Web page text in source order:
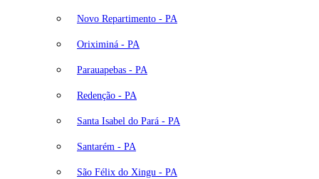
Novo Repartimento - PA
Oriximiná - PA
Parauapebas - PA
Redenção - PA
Santa Isabel do Pará - PA
Santarém - PA
São Félix do Xingu - PA